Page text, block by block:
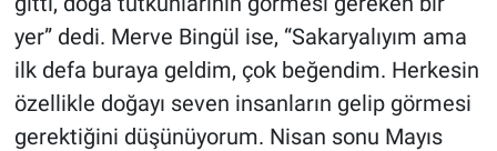
yer” dedi. Merve Bingül ise, “Sakaryalıyım ama
ilk defa buraya geldim, çok beğendim. Herkesin
özellikle doğayı seven insanların gelip görmesi
gerektiğini düşünüyorum. Nisan sonu Mayıs